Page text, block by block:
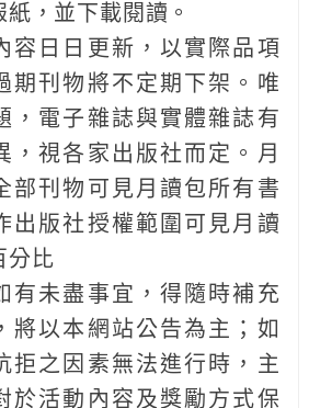
紙，並下載閱讀。
容日日更新，以實際品項
期刊物將不定期下架。唯
，電子雜誌與實體雜誌有
，視各家出版社而定。月
部刊物可見月讀包所有書
出版社授權範圍可見月讀
分比
有未盡事宜，得隨時補充
將以本網站公告為主；如
拒之因素無法進行時，主
於活動內容及獎勵方式保